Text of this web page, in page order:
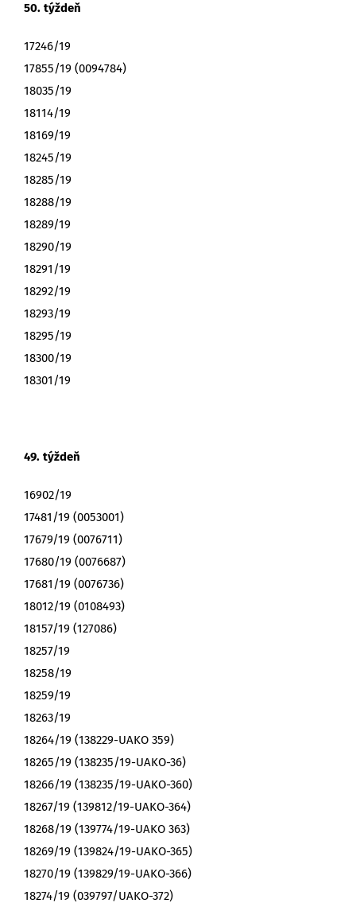
50. týždeň
17246/19
17855/19 (0094784)
18035/19
18114/19
18169/19
18245/19
18285/19
18288/19
18289/19
18290/19
18291/19
18292/19
18293/19
18295/19
18300/19
18301/19
49. týždeň
16902/19
17481/19 (0053001)
17679/19 (0076711)
17680/19 (0076687)
17681/19 (0076736)
18012/19 (0108493)
18157/19 (127086)
18257/19
18258/19
18259/19
18263/19
18264/19 (138229-UAKO 359)
18265/19 (138235/19-UAKO-36)
18266/19 (138235/19-UAKO-360)
18267/19 (139812/19-UAKO-364)
18268/19 (139774/19-UAKO 363)
18269/19 (139824/19-UAKO-365)
18270/19 (139829/19-UAKO-366)
18274/19 (039797/UAKO-372)